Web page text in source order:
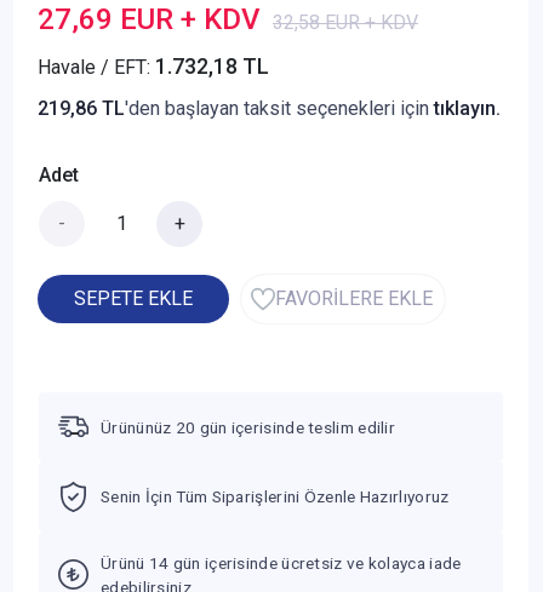
27,69 EUR + KDV 32,58 EUR + KDV
Havale / EFT: 1.732,18 TL
219,86 TL'den başlayan taksit seçenekleri içintıklayın.
Adet
- +
SEPETE EKLE FAVORİLERE EKLE
Ürününüz 20 gün içerisinde teslim edilir
Senin İçin Tüm Siparişlerini Özenle Hazırlıyoruz
Ürünü 14 gün içerisinde ücretsiz ve kolayca iade
edebilirsiniz.